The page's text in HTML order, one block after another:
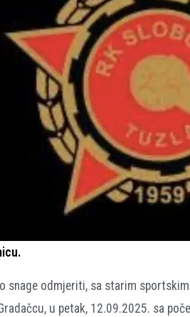
snage odmjeriti, sa starim
u petak, 12.09.2025. sa